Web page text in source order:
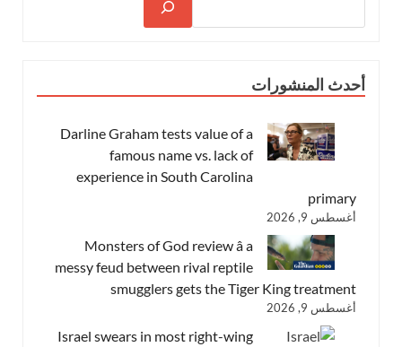
أحدث المنشورات
Darline Graham tests value of a
famous name vs. lack of
experience in South Carolina
primary
أغسطس 9, 2026
Monsters of God review â a
messy feud between rival reptile
smugglers gets the Tiger King treatment
أغسطس 9, 2026
Israel swears in most right-wing